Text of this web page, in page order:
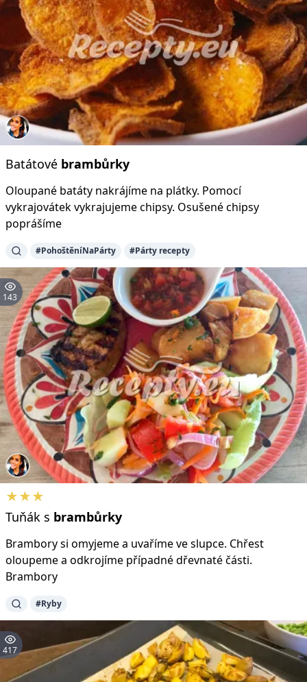
Batátové brambůrky
Oloupané batáty nakrájíme na plátky. Pomocí
vykrajovátek vykrajujeme chipsy. Osušené chipsy
poprášíme
#PohoštěníNaPárty #Párty recepty
143
★★★
Tuňák s brambůrky
Brambory si omyjeme a uvaříme ve slupce. Chřest
oloupeme a odkrojíme případné dřevnaté části.
Brambory
#Ryby
417